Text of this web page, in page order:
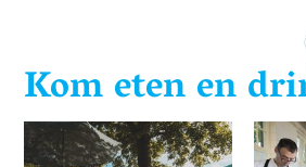
Kom eten en